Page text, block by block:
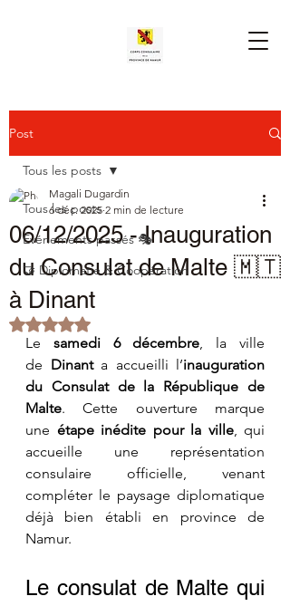
Post
Tous les posts
Événements passés 🎭
🤝 Diplomatie & Coopération
Tous les posts
06/12/2025 - Inauguration
du Consulat de Malte 🇲🇹
à Dinant
Magali Dugardin
6 déc. 2025 2 min de lecture
Noté NaN étoiles sur 5.
Le samedi 6 décembre, la ville
de Dinant a accueilli l’inauguration
du Consulat de la République de
Malte. Cette ouverture marque
une étape inédite pour la ville, qui
accueille une représentation
consulaire officielle, venant
compléter le paysage diplomatique
déjà bien établi en province de
Namur.
Le consulat de Malte qui